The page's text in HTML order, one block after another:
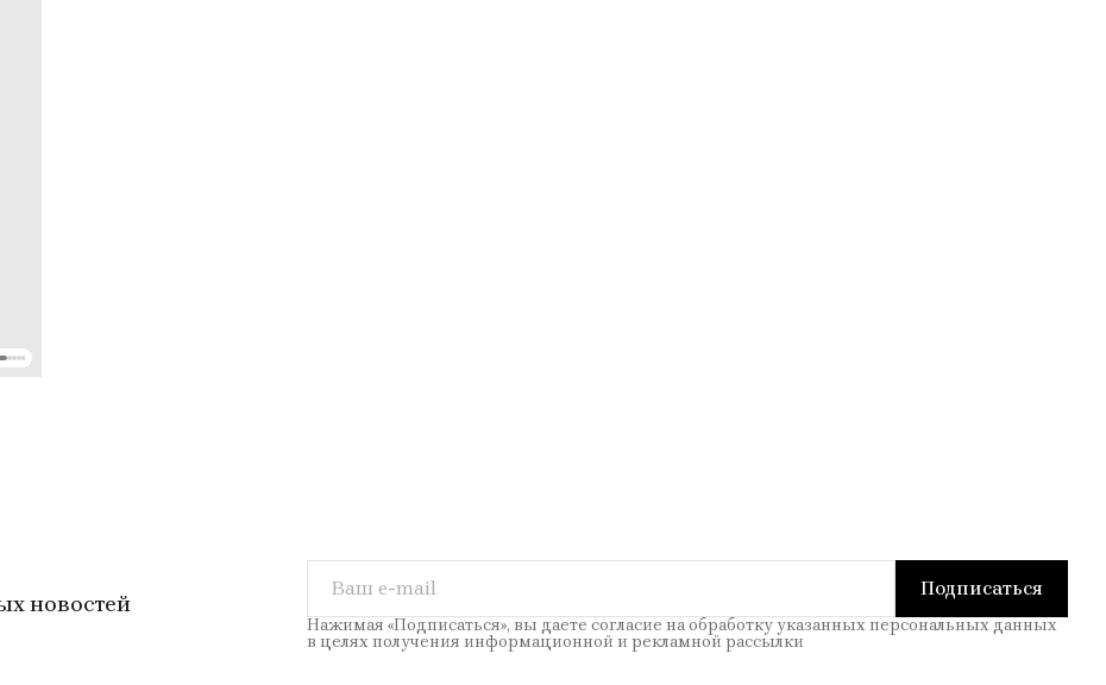
новостей
Подписаться
Нажимая «Подписаться», вы даете согласие на обработку указанных персональных данных
в целях получения информационной и рекламной рассылки